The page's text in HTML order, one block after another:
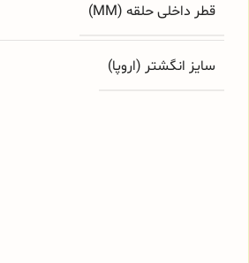
قطر داخلی حلقه (MM)
سایز انگشتر (اروپا)